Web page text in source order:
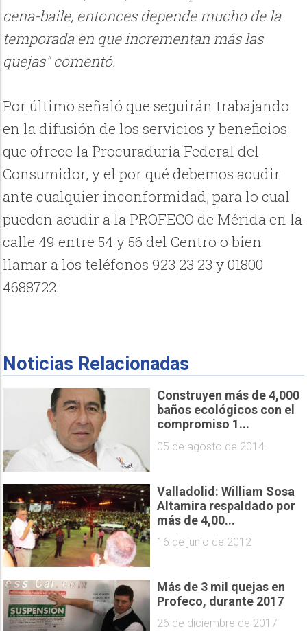
cena-baile, entonces depende mucho de la
temporada en que incrementan más las
quejas" comentó.
Por último señaló que seguirán trabajando
en la difusión de los servicios y beneficios
que ofrece la Procuraduría Federal del
Consumidor, y el por qué debemos acudir
ante cualquier inconformidad, para lo cual
pueden acudir a la PROFECO de Mérida en la
calle 49 entre 54 y 56 del Centro o bien
llamar a los teléfonos 923 23 23 y 01800
4688722.
Noticias Relacionadas
Construyen más de 4,000
baños ecológicos con el
compromiso 1...
05 de agosto de 2014
Valladolid: William Sosa
Altamira respaldado por
más de 4,00...
16 de junio de 2012
Más de 3 mil quejas en
Profeco, durante 2017
26 de diciembre de 2017